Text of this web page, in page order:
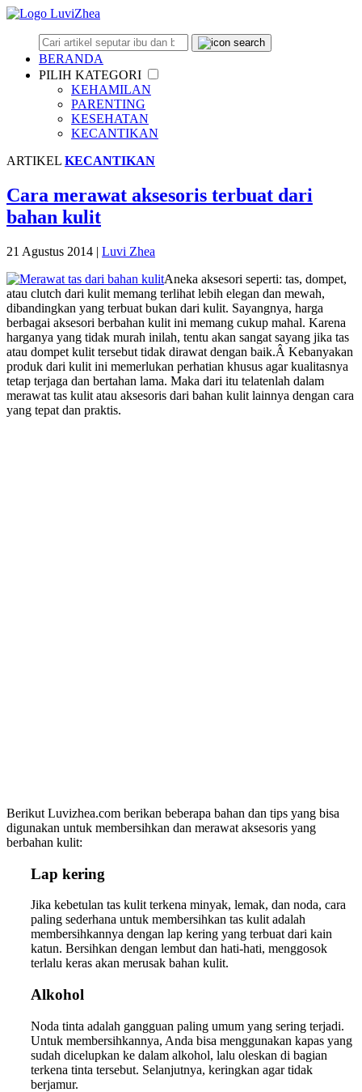
BERANDA
PILIH KATEGORI
KEHAMILAN
PARENTING
KESEHATAN
KECANTIKAN
ARTIKEL KECANTIKAN
Cara merawat aksesoris terbuat dari
bahan kulit
21 Agustus 2014 | Luvi Zhea
Aneka aksesori seperti: tas, dompet,
atau clutch dari kulit memang terlihat lebih elegan dan mewah,
dibandingkan yang terbuat bukan dari kulit. Sayangnya, harga
berbagai aksesori berbahan kulit ini memang cukup mahal. Karena
harganya yang tidak murah inilah, tentu akan sangat sayang jika tas
atau dompet kulit tersebut tidak dirawat dengan baik.Â Kebanyakan
produk dari kulit ini memerlukan perhatian khusus agar kualitasnya
tetap terjaga dan bertahan lama. Maka dari itu telatenlah dalam
merawat tas kulit atau aksesoris dari bahan kulit lainnya dengan cara
yang tepat dan praktis.
Berikut Luvizhea.com berikan beberapa bahan dan tips yang bisa
digunakan untuk membersihkan dan merawat aksesoris yang
berbahan kulit:
Lap kering
Jika kebetulan tas kulit terkena minyak, lemak, dan noda, cara
paling sederhana untuk membersihkan tas kulit adalah
membersihkannya dengan lap kering yang terbuat dari kain
katun. Bersihkan dengan lembut dan hati-hati, menggosok
terlalu keras akan merusak bahan kulit.
Alkohol
Noda tinta adalah gangguan paling umum yang sering terjadi.
Untuk membersihkannya, Anda bisa menggunakan kapas yang
sudah dicelupkan ke dalam alkohol, lalu oleskan di bagian
terkena tinta tersebut. Selanjutnya, keringkan agar tidak
berjamur.